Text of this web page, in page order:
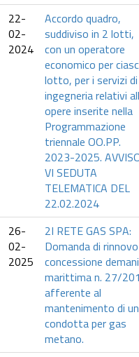
22-
02-
2024
Accordo quadro,
suddiviso in 2 lotti,
con un operatore
economico per
lotto, per i servizi di
ingegneria relativi
opere inserite nella
Programmazione
triennale OO.PP.
2023-2025.
VI SEDUTA
TELEMATICA DEL
22.02.2024
26-
02-
2025
2I RETE GAS SPA:
Domanda di rinnovo
concessione
marittima n. 27/
afferente al
mantenimento di
condotta per gas
metano.